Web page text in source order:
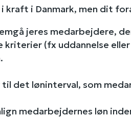
kraft i Danmark, men dit
jeres medarbejdere,
kriterier (fx uddannelse
det løninterval, som
medarbejdernes løn